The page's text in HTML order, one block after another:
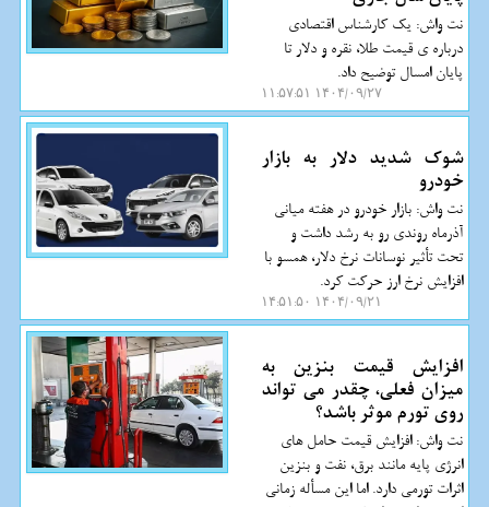
نت واش: یک کارشناس اقتصادی
درباره ی قیمت طلا، نقره و دلار تا
پایان امسال توضیح داد.
۱۴۰۴/۰۹/۲۷ ۱۱:۵۷:۵۱
شوک شدید دلار به بازار
خودرو
نت واش: بازار خودرو در هفته میانی
آذرماه روندی رو به رشد داشت و
تحت تأثیر نوسانات نرخ دلار، همسو با
افزایش نرخ ارز حرکت کرد.
۱۴۰۴/۰۹/۲۱ ۱۴:۵۱:۵۰
افزایش قیمت بنزین به
میزان فعلی، چقدر می تواند
روی تورم موثر باشد؟
نت واش: افزایش قیمت حامل های
انرژی پایه مانند برق، نفت و بنزین
اثرات تورمی دارد. اما این مسأله زمانی